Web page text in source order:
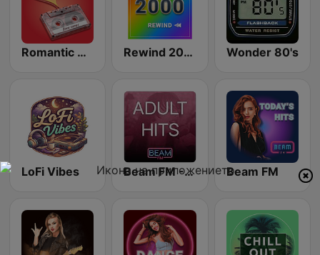
Romantic Vibes Rewind 2000's Wonder 80's
LoFi Vibes Beam FM - Adult Hits Beam FM